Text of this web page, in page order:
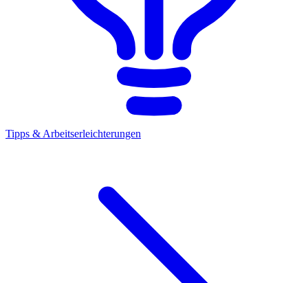
Tipps & Arbeitserleichterungen